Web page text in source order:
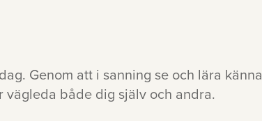
Genom att i sanning se och lära känna
både dig själv och andra.